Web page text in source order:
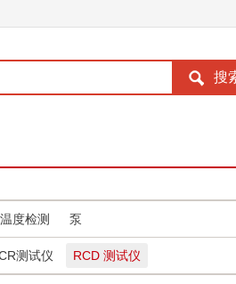
温度检测 泵
测试仪 RCD 测试仪